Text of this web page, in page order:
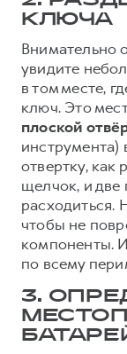
КЛЮЧА
Внимательно
увидите
в том месте,
ключ. Это
плоской
инструмента)
отвертку,
щелчок, и две
чтобы не
компоненты.
по всему
3.